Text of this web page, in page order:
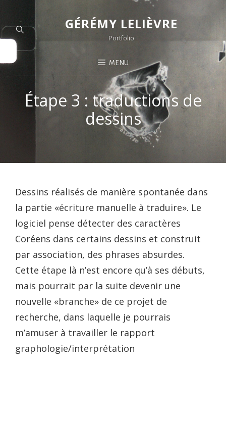
GÉRÉMY LELIÈVRE
Portfolio
MENU
Étape 3 : traductions de
dessins
Dessins réalisés de manière spontanée dans
la partie «écriture manuelle à traduire». Le
logiciel pense détecter des caractères
Coréens dans certains dessins et construit
par association, des phrases absurdes.
Cette étape là n’est encore qu’à ses débuts,
mais pourrait par la suite devenir une
nouvelle «branche» de ce projet de
recherche, dans laquelle je pourrais
m’amuser à travailler le rapport
graphologie/interprétation